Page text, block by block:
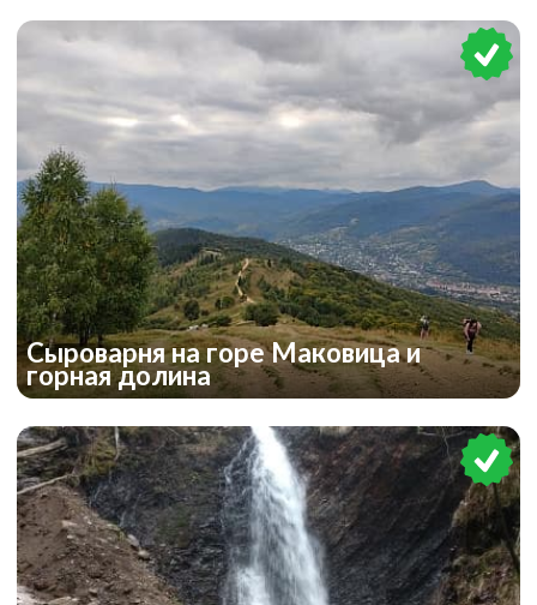
Сыроварня на горе Маковица и
горная долина